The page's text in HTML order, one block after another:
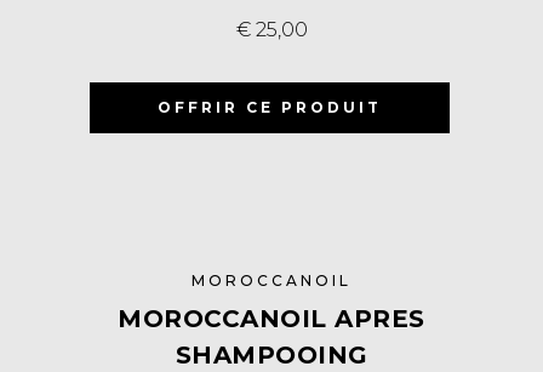
€25,00
OFFRIR CE PRODUIT
MOROCCANOIL
MOROCCANOIL APRES
SHAMPOOING